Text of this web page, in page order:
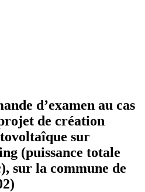
d’examen au cas
de création
sur
(puissance totale
sur la commune de